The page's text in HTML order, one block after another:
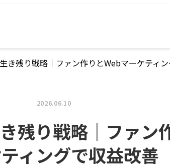
き残り戦略｜ファン作りとWebマーケティ
2026.06.10
残り戦略｜ファン
ィングで収益改善